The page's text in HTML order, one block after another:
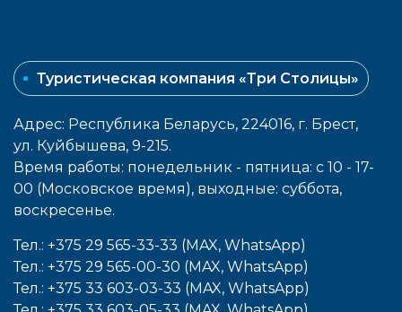
Туристическая компания «Три Столицы»
Адрес: Республика Беларусь, 224016, г. Брест,
ул. Куйбышева, 9-215.
Время работы: понедельник - пятница: с 10 - 17-
00 (Московское время), выходные: cуббота,
воcкресенье.
Тел.: +375 29 565-33-33 (MAX, WhatsApp)
Тел.: +375 29 565-00-30 (MAX, WhatsApp)
Тел.: +375 33 603-03-33 (MAX, WhatsApp)